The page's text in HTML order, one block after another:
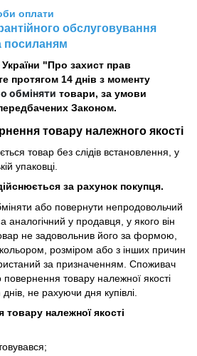
оплати
обслуговування
посиланям
"Про захист прав
протягом 14 днів з моменту
обміняти товари, за умови
Законом.
товару належного якості
товар без слідів встановлення, у
упаковці.
за рахунок покупця.
або повернути непродовольчий
аналогічний у продавця, у якого він
не задовольнив його за формою,
розміром або з інших причин
за призначенням. Споживач
товару належної якості
не рахуючи дня купівлі.
належної якості